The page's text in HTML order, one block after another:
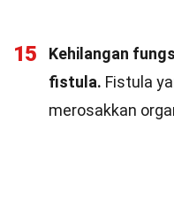
15
Kehilangan
fistula. Fistula
merosakkan